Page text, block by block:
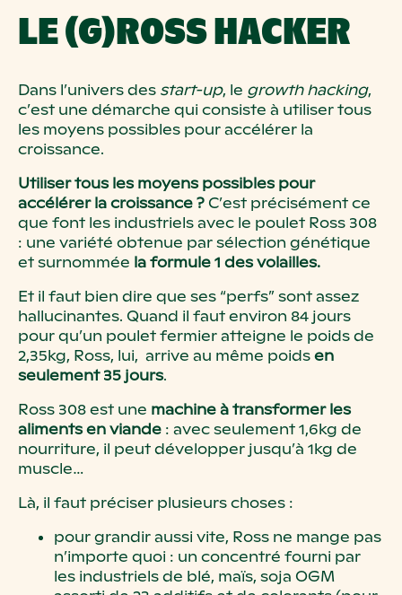
LE (G)ROSS HACKER
Dans l’univers des start-up, le growth hacking,
c’est une démarche qui consiste à utiliser tous
les moyens possibles pour accélérer la
croissance.
Utiliser tous les moyens possibles pour
accélérer la croissance ? C’est précisément ce
que font les industriels avec le poulet Ross 308
: une variété obtenue par sélection génétique
et surnommée la formule 1 des volailles.
Et il faut bien dire que ses “perfs” sont assez
hallucinantes. Quand il faut environ 84 jours
pour qu’un poulet fermier atteigne le poids de
2,35kg, Ross, lui, arrive au même poidsen
seulement 35 jours.
Ross 308 est une machine à transformer les
aliments en viande : avec seulement 1,6kg de
nourriture, il peut développer jusqu’à 1kg de
muscle…
Là, il faut préciser plusieurs choses :
pour grandir aussi vite, Ross ne mange pas
n’importe quoi : un concentré fourni par
les industriels de blé, maïs, soja OGM